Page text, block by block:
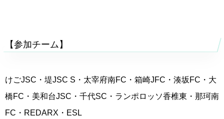
【参加チーム】
けごJSC・堤JSC S・太宰府南FC・箱崎JFC・湊坂FC・大
橋FC・美和台JSC・千代SC・ランポロッソ香椎東・那珂南
FC・REDARX・ESL